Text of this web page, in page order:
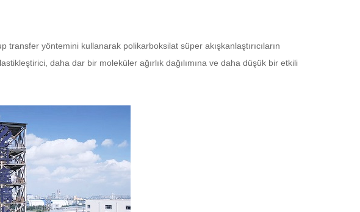
yöntemini kullanarak polikarboksilat süper akışkanlaştırıcıların
daha dar bir moleküler ağırlık dağılımına ve daha düşük bir etkili